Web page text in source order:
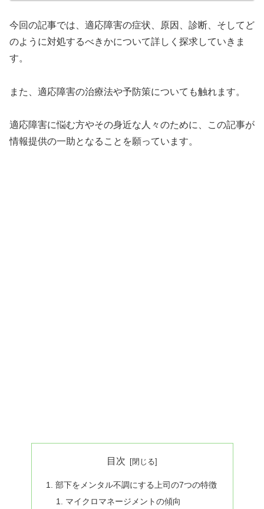
今回の記事では、適応障害の症状、原因、診断、そしてど
のように対処するべきかについて詳しく探求していきま
す。
また、適応障害の治療法や予防策についても触れます。
適応障害に悩む方やその身近な人々のために、この記事が
情報提供の一助となることを願っています。
目次
部下をメンタル不調にする上司の7つの特徴
マイクロマネージメントの傾向